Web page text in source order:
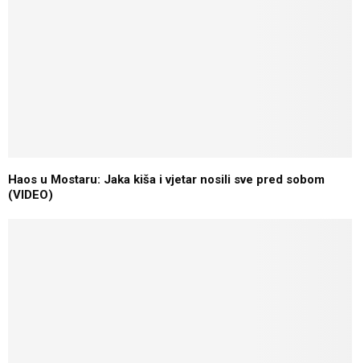
Haos u Mostaru: Jaka kiša i vjetar nosili sve pred sobom
(VIDEO)